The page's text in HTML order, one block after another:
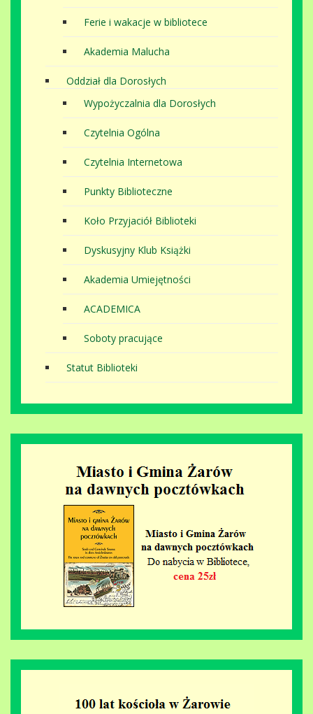
Ferie i wakacje w bibliotece
Akademia Malucha
Oddział dla Dorosłych
Wypożyczalnia dla Dorosłych
Czytelnia Ogólna
Czytelnia Internetowa
Punkty Biblioteczne
Koło Przyjaciół Biblioteki
Dyskusyjny Klub Książki
Akademia Umiejętności
ACADEMICA
Soboty pracujące
Statut Biblioteki